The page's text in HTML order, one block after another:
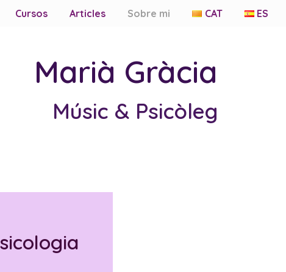
Cursos Articles Sobre mi CAT ES
Marià Gràcia
Músic & Psicòleg